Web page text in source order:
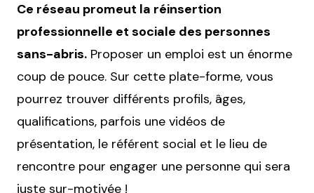
Ce réseau promeut la réinsertion
professionnelle et sociale des personnes
sans-abris. Proposer un emploi est un énorme
coup de pouce. Sur cette plate-forme, vous
pourrez trouver différents profils, âges,
qualifications, parfois une vidéos de
présentation, le référent social et le lieu de
rencontre pour engager une personne qui sera
juste sur-motivée !